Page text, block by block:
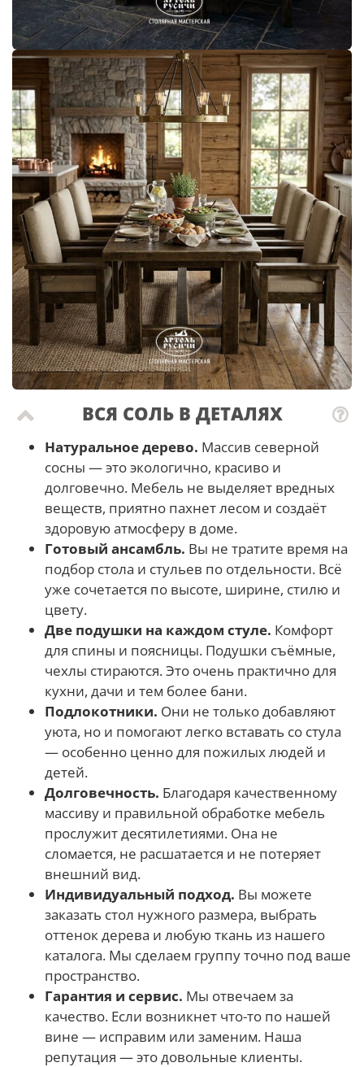
ВСЯ СОЛЬ В ДЕТАЛЯХ
Натуральное дерево. Массив северной
сосны — это экологично, красиво и
долговечно. Мебель не выделяет вредных
веществ, приятно пахнет лесом и создаёт
здоровую атмосферу в доме.
Готовый ансамбль. Вы не тратите время на
подбор стола и стульев по отдельности. Всё
уже сочетается по высоте, ширине, стилю и
цвету.
Две подушки на каждом стуле. Комфорт
для спины и поясницы. Подушки съёмные,
чехлы стираются. Это очень практично для
кухни, дачи и тем более бани.
Подлокотники. Они не только добавляют
уюта, но и помогают легко вставать со стула
— особенно ценно для пожилых людей и
детей.
Долговечность. Благодаря качественному
массиву и правильной обработке мебель
прослужит десятилетиями. Она не
сломается, не расшатается и не потеряет
внешний вид.
Индивидуальный подход. Вы можете
заказать стол нужного размера, выбрать
оттенок дерева и любую ткань из нашего
каталога. Мы сделаем группу точно под ваше
пространство.
Гарантия и сервис. Мы отвечаем за
качество. Если возникнет что-то по нашей
вине — исправим или заменим. Наша
репутация — это довольные клиенты.